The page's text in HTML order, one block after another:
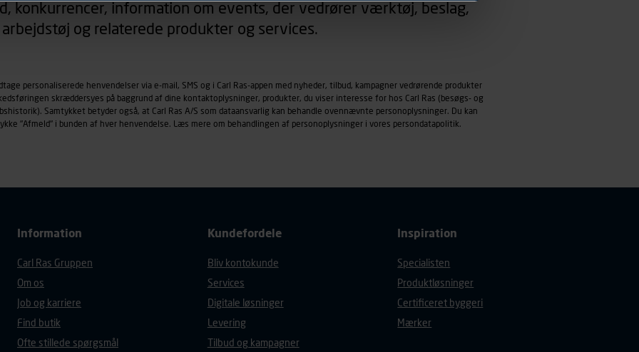
sig på. Til dette formål behandles der personoplysninger om dit foretrukne sprog, og den
af vores platforme (hjemmeside og app), herunder færden på siderne, tidspunkt, hvad der
browsertype, søgeord, IP-adresse, informationer om enhedstype (computer,
der anvendes.
konkurrencer, information om events, der vedrører værktøj, beslag,
arbejdstøj og relaterede produkter og services.
personaliserede henvendelser via e-mail, SMS og i Carl Ras-appen med nyheder, tilbud, kampagner vedrørende produkter
skræddersyes på baggrund af dine kontaktoplysninger, produkter, du viser interesse for hos Carl Ras (besøgs- og
Samtykket betyder også, at Carl Ras A/S som dataansvarlig kan behandle ovennævnte personoplysninger. Du kan
"Afmeld" i bunden af hver henvendelse. Læs mere om behandlingen af personoplysninger i vores persondatapolitik.
Information
Carl Ras Gruppen
Om os
Job og karriere
Find butik
Ofte stillede spørgsmål
Kundefordele
Bliv kontokunde
Services
Digitale løsninger
Levering
Tilbud og kampagner
Inspiration
Specialisten
Produktløsninger
Certificeret byggeri
Mærker